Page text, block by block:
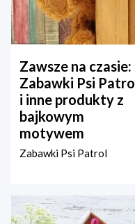
Zawsze na czasie:
Zabawki Psi Patrol
i inne produkty z
bajkowym
motywem
Zabawki Psi Patrol